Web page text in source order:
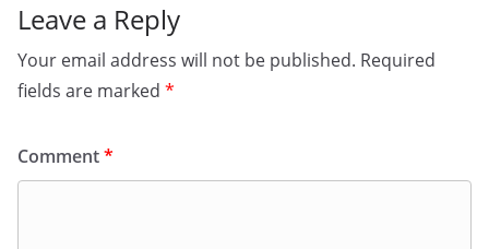
Leave a Reply
Your email address will not be published. Required
fields are marked *
Comment*